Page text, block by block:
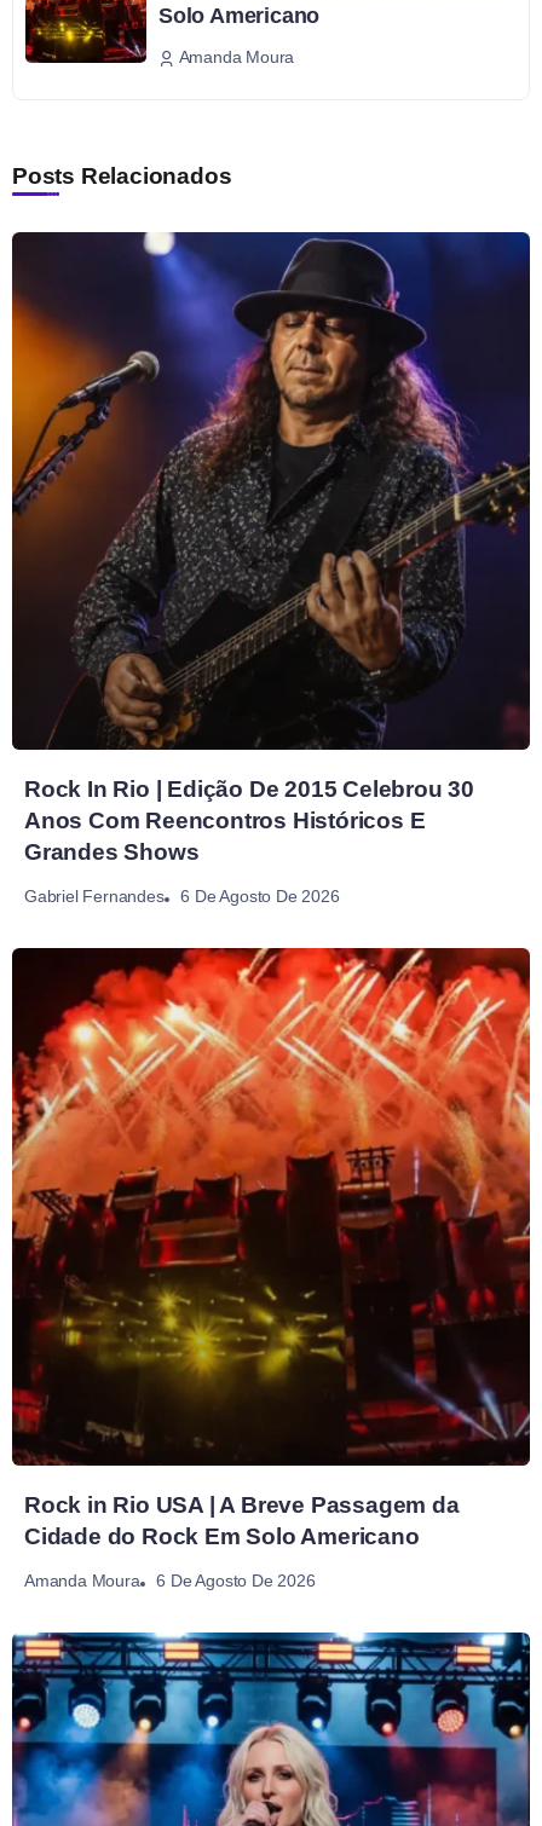
Solo Americano
Amanda Moura
Posts Relacionados
Rock In Rio | Edição De 2015 Celebrou 30
Anos Com Reencontros Históricos E
Grandes Shows
Gabriel Fernandes 6 De Agosto De 2026
Rock in Rio USA | A Breve Passagem da
Cidade do Rock Em Solo Americano
Amanda Moura 6 De Agosto De 2026